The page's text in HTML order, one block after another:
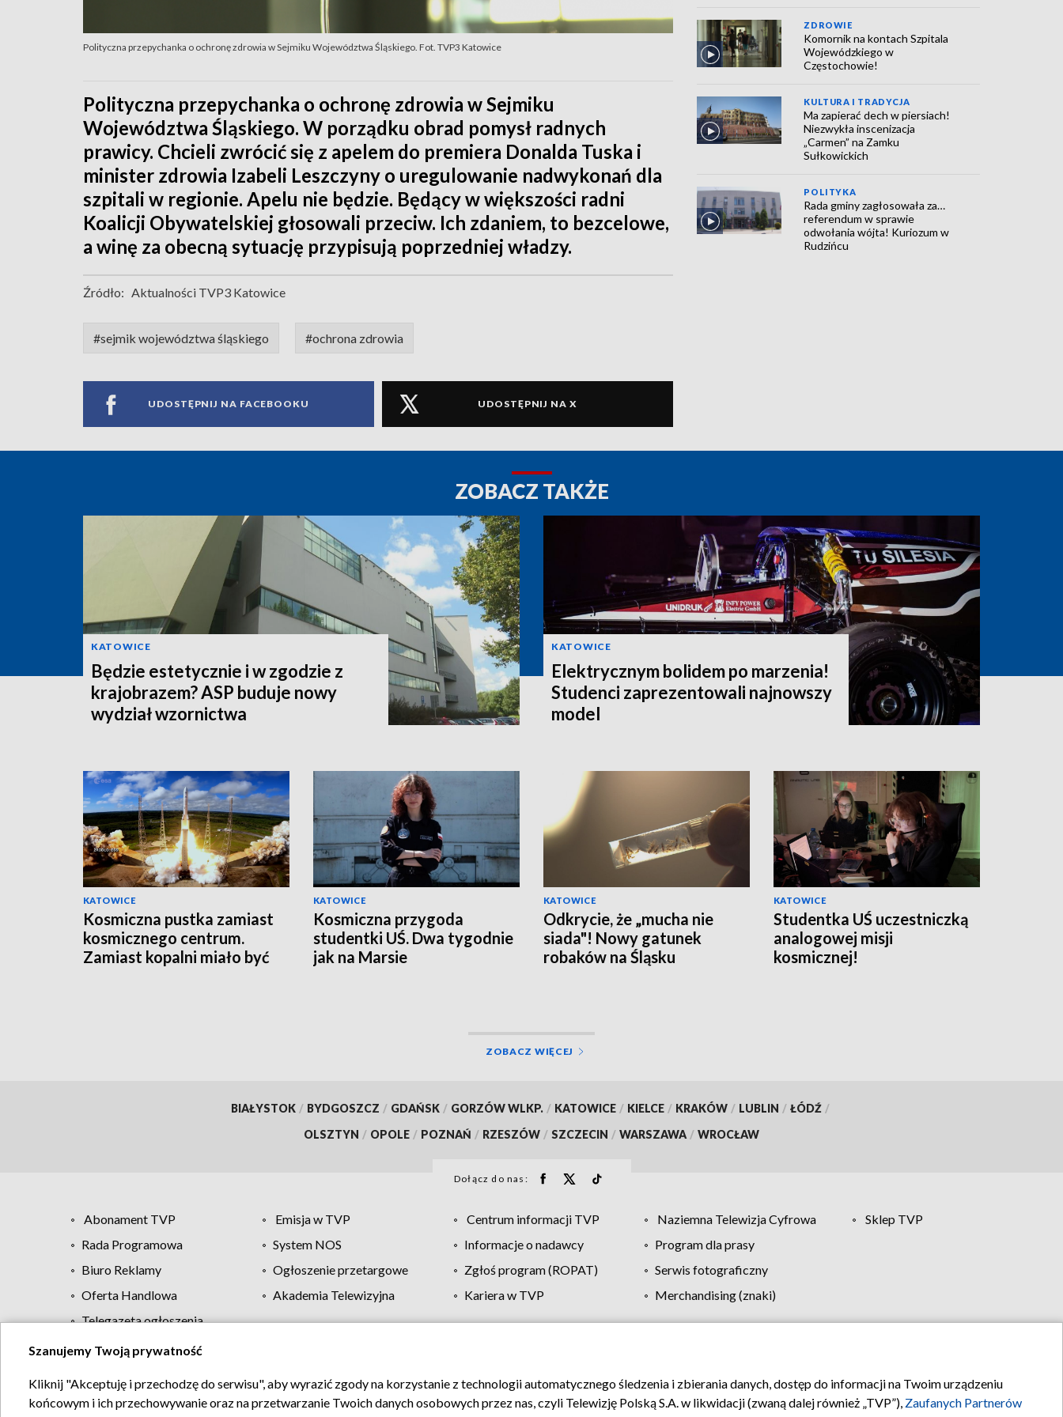
Polityczna przepychanka o ochronę zdrowia w Sejmiku Województwa Śląskiego. Fot. TVP3 Katowice
Polityczna przepychanka o ochronę zdrowia w Sejmiku
Województwa Śląskiego. W porządku obrad pomysł radnych
prawicy. Chcieli zwrócić się z apelem do premiera Donalda Tuska i
minister zdrowia Izabeli Leszczyny o uregulowanie nadwykonań dla
szpitali w regionie. Apelu nie będzie. Będący w większości radni
Koalicji Obywatelskiej głosowali przeciw. Ich zdaniem, to bezcelowe,
a winę za obecną sytuację przypisują poprzedniej władzy.
Źródło: Aktualności TVP3 Katowice
#sejmik województwa śląskiego #ochrona zdrowia
UDOSTĘPNIJ NA FACEBOOKU UDOSTĘPNIJ NA X
ZDROWIE
Komornik na kontach Szpitala
Wojewódzkiego w
Częstochowie!
KULTURA I TRADYCJA
Ma zapierać dech w piersiach!
Niezwykła inscenizacja
„Carmen” na Zamku
Sułkowickich
POLITYKA
Rada gminy zagłosowała za…
referendum w sprawie
odwołania wójta! Kuriozum w
Rudzińcu
ZOBACZ TAKŻE
KATOWICE
Będzie estetycznie i w zgodzie z
krajobrazem? ASP buduje nowy
wydział wzornictwa
KATOWICE
Elektrycznym bolidem po marzenia!
Studenci zaprezentowali najnowszy
model
KATOWICE
Kosmiczna pustka zamiast
kosmicznego centrum.
Zamiast kopalni miało być
KATOWICE
Kosmiczna przygoda
studentki UŚ. Dwa tygodnie
jak na Marsie
KATOWICE
Odkrycie, że „mucha nie
siada"! Nowy gatunek
robaków na Śląsku
KATOWICE
Studentka UŚ uczestniczką
analogowej misji
kosmicznej!
ZOBACZ WIĘCEJ
BIAŁYSTOK / BYDGOSZCZ / GDAŃSK / GORZÓW WLKP. / KATOWICE / KIELCE / KRAKÓW / LUBLIN / ŁÓDŹ /
OLSZTYN / OPOLE / POZNAŃ / RZESZÓW / SZCZECIN / WARSZAWA / WROCŁAW
Dołącz do nas:
Abonament TVP Emisja w TVP Centrum informacji TVP Naziemna Telewizja Cyfrowa
Sklep TVP
Rada Programowa
System NOS Informacje o nadawcy
Program dla prasy
Biuro Reklamy
Ogłoszenie przetargowe Zgłoś program (ROPAT)
Serwis fotograficzny
Oferta Handlowa
Akademia Telewizyjna Kariera w TVP
Merchandising (znaki)
Telegazeta ogłoszenia
Regulamin TVP Polityka prywatności Moje zgody Pomoc Biuro reklamy Kontakt
Szanujemy Twoją prywatność
Kliknij "Akceptuję i przechodzę do serwisu", aby wyrazić zgody na korzystanie z technologii automatycznego śledzenia i zbierania danych, dostęp do informacji na Twoim urządzeniu
końcowym i ich przechowywanie oraz na przetwarzanie Twoich danych osobowych przez nas, czyli Telewizję Polską S.A. w likwidacji (zwaną dalej również „TVP”), Zaufanych Partnerów